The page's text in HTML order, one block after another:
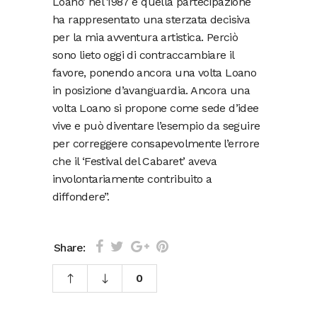
ha rappresentato una sterzata decisiva
per la mia avventura artistica. Perciò
sono lieto oggi di contraccambiare il
favore, ponendo ancora una volta Loano
in posizione d’avanguardia. Ancora una
volta Loano si propone come sede d’idee
vive e può diventare l’esempio da seguire
per correggere consapevolmente l’errore
che il ‘Festival del Cabaret’ aveva
involontariamente contribuito a
diffondere”.
Share:
0